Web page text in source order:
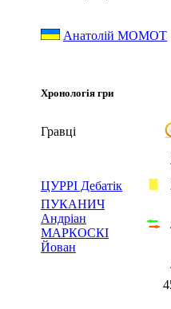
Анатолій МОМОТ
Хронологія гри
Гравці
ЦУРРІ Дебатік
ПУКАНИЧ
Андріан
МАРКОСКІ
Йован